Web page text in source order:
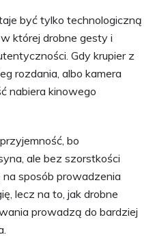
być tylko technologiczną
której drobne gesty i
Gdy krupier z
rozdania, albo kamera
nabiera kinowego
bo
ale bez szorstkości
sposób prowadzenia
lecz na to, jak drobne
prowadzą do bardziej